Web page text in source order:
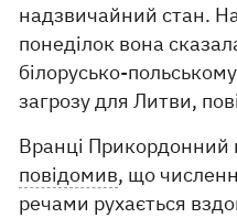
надзвичайний стан.
понеділок вона
білорусько-
загрозу для Литви,
Вранці Прикордонний
повідомив, що
речами рухається